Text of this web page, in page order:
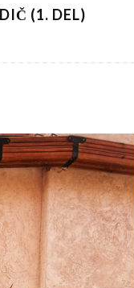
(1. DEL)